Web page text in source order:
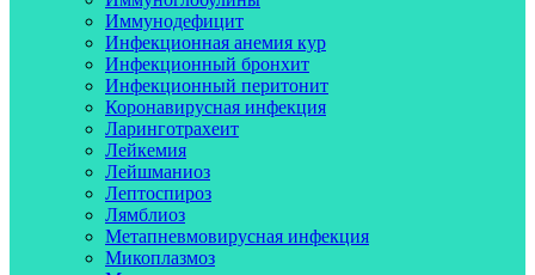
Иммунодефицит
Инфекционная анемия кур
Инфекционный бронхит
Инфекционный перитонит
Коронавирусная инфекция
Ларинготрахеит
Лейкемия
Лейшманиоз
Лептоспироз
Лямблиоз
Метапневмовирусная инфекция
Микоплазмоз